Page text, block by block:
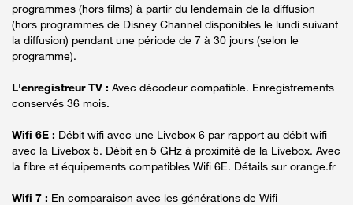
programmes (hors films) à partir du lendemain de la diffusion
(hors programmes de Disney Channel disponibles le lundi suivant
la diffusion) pendant une période de 7 à 30 jours (selon le
programme).
L'enregistreur TV : Avec décodeur compatible. Enregistrements
conservés 36 mois.
Wifi 6E : Débit wifi avec une Livebox 6 par rapport au débit wifi
avec la Livebox 5. Débit en 5 GHz à proximité de la Livebox. Avec
la fibre et équipements compatibles Wifi 6E. Détails sur orange.fr
Wifi 7 : En comparaison avec les générations de Wifi